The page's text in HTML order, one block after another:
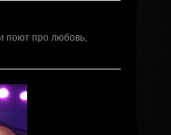
поют про любовь,